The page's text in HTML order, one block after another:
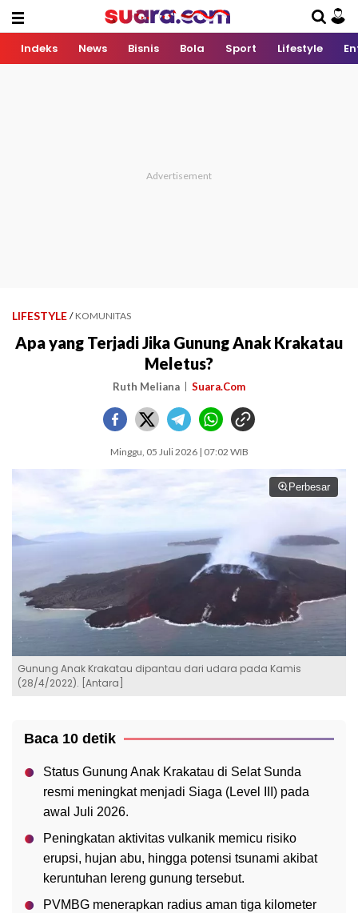
Indeks News Bisnis Bola Sport Lifestyle
LIFESTYLE / KOMUNITAS
Apa yang Terjadi Jika Gunung Anak Krakatau
Meletus?
Ruth Meliana Suara.Com
Minggu, 05 Juli 2026 | 07:02 WIB
Perbesar
Gunung Anak Krakatau dipantau dari udara pada Kamis
(28/4/2022). [Antara]
Baca 10 detik
Status Gunung Anak Krakatau di Selat Sunda
resmi meningkat menjadi Siaga (Level III) pada
awal Juli 2026.
Peningkatan aktivitas vulkanik memicu risiko
erupsi, hujan abu, hingga potensi tsunami akibat
keruntuhan lereng gunung tersebut.
PVMBG menerapkan radius aman tiga kilometer